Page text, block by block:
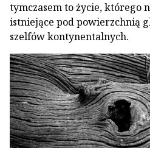
tymczasem to życie, którego
istniejące pod powierzchnią
szelfów kontynentalnych.